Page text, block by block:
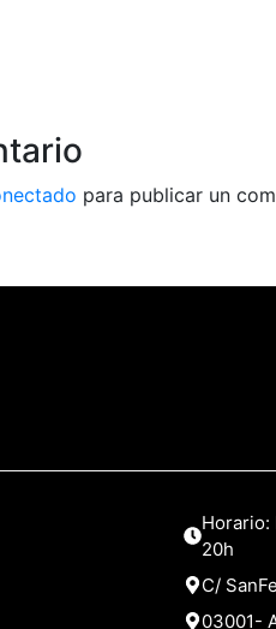
para publicar un
Horario:
20h
C/
03001-